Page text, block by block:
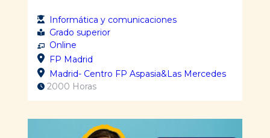
Informática y comunicaciones
Grado superior
Online
FP Madrid
Madrid- Centro FP Aspasia&Las Mercedes
2000 Horas